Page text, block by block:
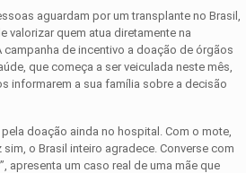
aguardam por um transplante no Brasil,
valorizar quem atua diretamente na
de incentivo a doação de órgãos
que começa a ser veiculada neste mês,
informarem a sua família sobre a decisão
doação ainda no hospital. Com o mote,
o Brasil inteiro agradece. Converse com
apresenta um caso real de uma mãe que